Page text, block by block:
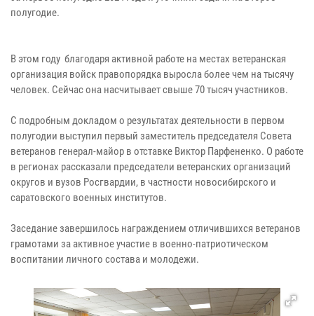
полугодие.
В этом году благодаря активной работе на местах ветеранская
организация войск правопорядка выросла более чем на тысячу
человек. Сейчас она насчитывает свыше 70 тысяч участников.
С подробным докладом о результатах деятельности в первом
полугодии выступил первый заместитель председателя Совета
ветеранов генерал-майор в отставке Виктор Парфененко. О работе
в регионах рассказали председатели ветеранских организаций
округов и вузов Росгвардии, в частности новосибирского и
саратовского военных институтов.
Заседание завершилось награждением отличившихся ветеранов
грамотами за активное участие в военно-патриотическом
воспитании личного состава и молодежи.